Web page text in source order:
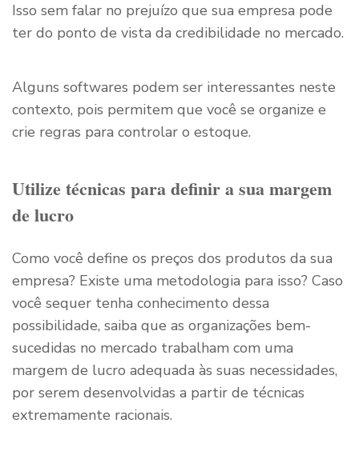
Isso sem falar no prejuízo que sua empresa pode
ter do ponto de vista da credibilidade no mercado.
Alguns softwares podem ser interessantes neste
contexto, pois permitem que você se organize e
crie regras para controlar o estoque.
Utilize técnicas para definir a sua margem
de lucro
Como você define os preços dos produtos da sua
empresa? Existe uma metodologia para isso? Caso
você sequer tenha conhecimento dessa
possibilidade, saiba que as organizações bem-
sucedidas no mercado trabalham com uma
margem de lucro adequada às suas necessidades,
por serem desenvolvidas a partir de técnicas
extremamente racionais.